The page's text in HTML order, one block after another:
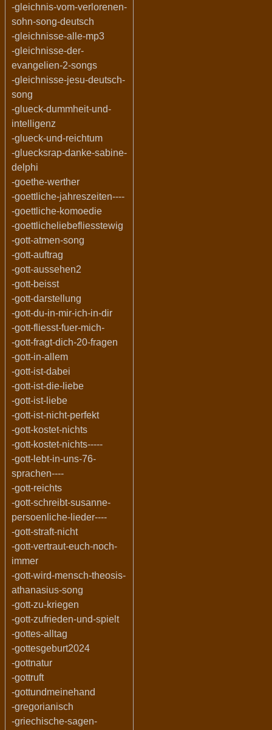
-gleichnis-vom-verlorenen-
sohn-song-deutsch
-gleichnisse-alle-mp3
-gleichnisse-der-
evangelien-2-songs
-gleichnisse-jesu-deutsch-
song
-glueck-dummheit-und-
intelligenz
-glueck-und-reichtum
-gluecksrap-danke-sabine-
delphi
-goethe-werther
-goettliche-jahreszeiten----
-goettliche-komoedie
-goettlicheliebefliesstewig
-gott-atmen-song
-gott-auftrag
-gott-aussehen2
-gott-beisst
-gott-darstellung
-gott-du-in-mir-ich-in-dir
-gott-fliesst-fuer-mich-
-gott-fragt-dich-20-fragen
-gott-in-allem
-gott-ist-dabei
-gott-ist-die-liebe
-gott-ist-liebe
-gott-ist-nicht-perfekt
-gott-kostet-nichts
-gott-kostet-nichts-----
-gott-lebt-in-uns-76-
sprachen----
-gott-reichts
-gott-schreibt-susanne-
persoenliche-lieder----
-gott-straft-nicht
-gott-vertraut-euch-noch-
immer
-gott-wird-mensch-theosis-
athanasius-song
-gott-zu-kriegen
-gott-zufrieden-und-spielt
-gottes-alltag
-gottesgeburt2024
-gottnatur
-gottruft
-gottundmeinehand
-gregorianisch
-griechische-sagen-